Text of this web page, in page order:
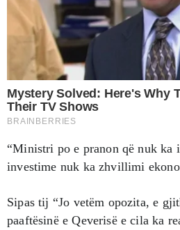
“Ministri po e pranon që nuk ka
investime nuk ka zhvillimi
Sipas tij “Jo vetëm opozita, e
paaftësinë e Qeverisë e cila ka